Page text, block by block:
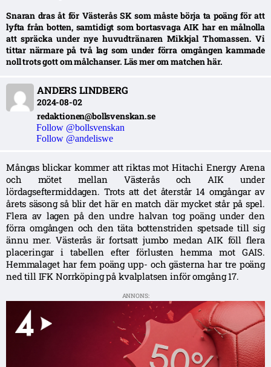
Snaran dras åt för Västerås SK som måste börja ta poäng för att
lyfta från botten, samtidigt som bortasvaga AIK har en målnolla
att spräcka under nye huvudtränaren Mikkjal Thomassen. Vi
tittar närmare på två lag som under förra omgången kammade
noll trots gott om målchanser. Läs mer om matchen här.
ANDERS LINDBERG
2024-08-02
redaktionen@bollsvenskan.se
Follow @bollsvenskan
Follow @andeliswe
Mångas blickar kommer att riktas mot Hitachi Energy Arena
och mötet mellan Västerås och AIK under
lördagseftermiddagen. Trots att det återstår 14 omgångar av
årets säsong så blir det här en match där mycket står på spel.
Flera av lagen på den undre halvan tog poäng under den
förra omgången och den täta bottenstriden spetsade till sig
ännu mer. Västerås är fortsatt jumbo medan AIK föll flera
placeringar i tabellen efter förlusten hemma mot GAIS.
Hemmalaget har fem poäng upp- och gästerna har tre poäng
ned till IFK Norrköping på kvalplatsen inför omgång 17.
ANNONS: